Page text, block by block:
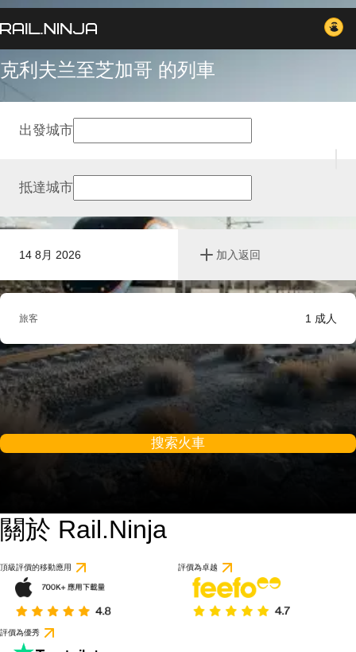
克利夫兰至芝加哥 的列車
14 8月 2026 加入返回
出發城市
抵達城市
旅客 1 成人
搜索火車
關於 Rail.Ninja
頂級評價的移動應用 評價為卓越
評價為優秀